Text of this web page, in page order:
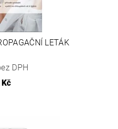
LETÁK
DPH
Kč